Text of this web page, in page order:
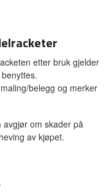
etter bruk gjelder
belegg og merker
avgjør om skader på
av kjøpet.